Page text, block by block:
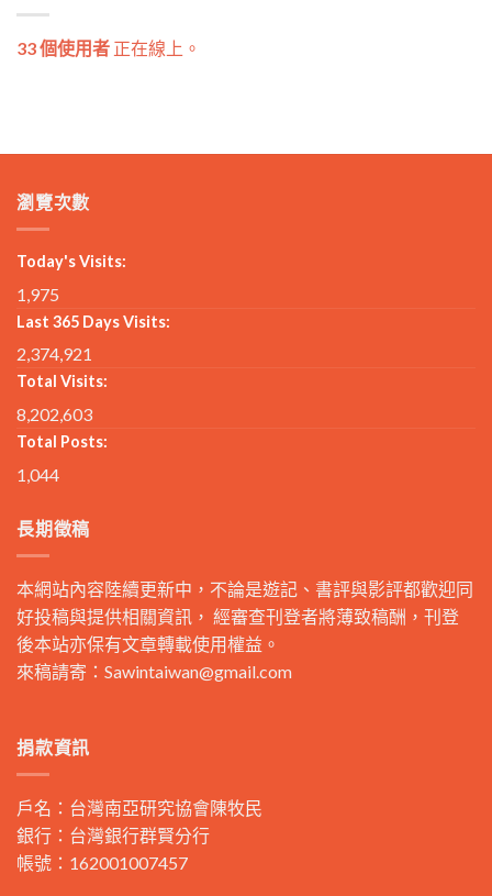
33 個使用者 正在線上。
瀏覽次數
Today's Visits:
1,975
Last 365 Days Visits:
2,374,921
Total Visits:
8,202,603
Total Posts:
1,044
長期徵稿
本網站內容陸續更新中，不論是遊記、書評與影評都歡迎同
好投稿與提供相關資訊， 經審查刊登者將薄致稿酬，刊登
後本站亦保有文章轉載使用權益。
來稿請寄： Sawintaiwan@gmail.com
捐款資訊
戶名：台灣南亞研究協會陳牧民
銀行：台灣銀行群賢分行
帳號：162001007457